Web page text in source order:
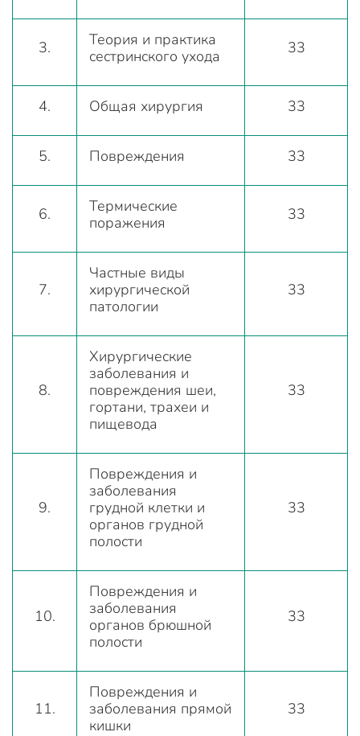
3.
Теория и практика
сестринского ухода
33
4. Общая хирургия 33
5. Повреждения 33
6.
Термические
поражения
33
7.
Частные виды
хирургической
патологии
33
8.
Хирургические
заболевания и
повреждения шеи,
гортани, трахеи и
пищевода
33
9.
Повреждения и
заболевания
грудной клетки и
органов грудной
полости
33
10.
Повреждения и
заболевания
органов брюшной
полости
33
11.
Повреждения и
заболевания прямой
кишки
33